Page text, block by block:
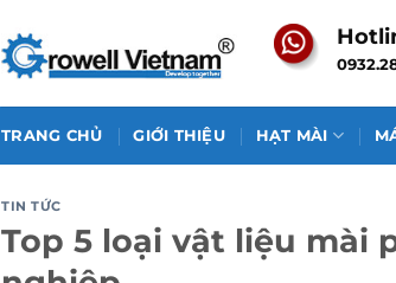
TRANG CHỦ GIỚI THIỆU HẠT MÀI
TIN TỨC
Top 5 loại vật liệu mài